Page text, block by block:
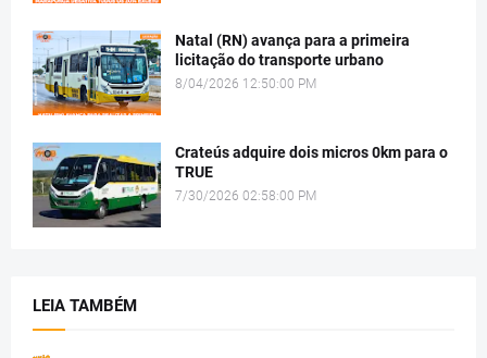
Natal (RN) avança para a primeira
licitação do transporte urbano
8/04/2026 12:50:00 PM
Crateús adquire dois micros 0km para o
TRUE
7/30/2026 02:58:00 PM
LEIA TAMBÉM